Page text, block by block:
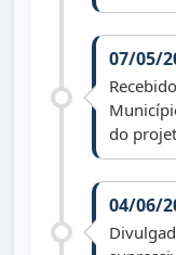
07/05/
do
04/06/